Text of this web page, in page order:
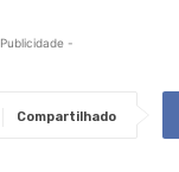
-
Compartilhado